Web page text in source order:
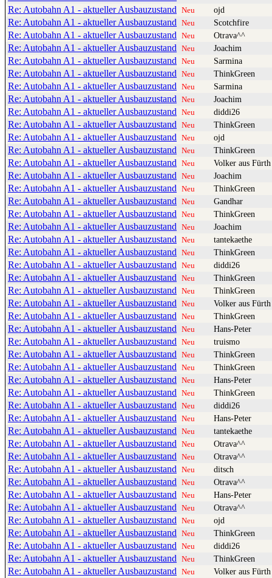
Re: Autobahn A1 - aktueller Ausbauzustand Neu ojd
Re: Autobahn A1 - aktueller Ausbauzustand Neu Scotchfire
Re: Autobahn A1 - aktueller Ausbauzustand Neu Otrava^^
Re: Autobahn A1 - aktueller Ausbauzustand Neu Joachim
Re: Autobahn A1 - aktueller Ausbauzustand Neu Sarmina
Re: Autobahn A1 - aktueller Ausbauzustand Neu ThinkGreen
Re: Autobahn A1 - aktueller Ausbauzustand Neu Sarmina
Re: Autobahn A1 - aktueller Ausbauzustand Neu Joachim
Re: Autobahn A1 - aktueller Ausbauzustand Neu diddi26
Re: Autobahn A1 - aktueller Ausbauzustand Neu ThinkGreen
Re: Autobahn A1 - aktueller Ausbauzustand Neu ojd
Re: Autobahn A1 - aktueller Ausbauzustand Neu ThinkGreen
Re: Autobahn A1 - aktueller Ausbauzustand Neu Volker aus Fürth
Re: Autobahn A1 - aktueller Ausbauzustand Neu Joachim
Re: Autobahn A1 - aktueller Ausbauzustand Neu ThinkGreen
Re: Autobahn A1 - aktueller Ausbauzustand Neu Gandhar
Re: Autobahn A1 - aktueller Ausbauzustand Neu ThinkGreen
Re: Autobahn A1 - aktueller Ausbauzustand Neu Joachim
Re: Autobahn A1 - aktueller Ausbauzustand Neu tantekaethe
Re: Autobahn A1 - aktueller Ausbauzustand Neu ThinkGreen
Re: Autobahn A1 - aktueller Ausbauzustand Neu diddi26
Re: Autobahn A1 - aktueller Ausbauzustand Neu ThinkGreen
Re: Autobahn A1 - aktueller Ausbauzustand Neu ThinkGreen
Re: Autobahn A1 - aktueller Ausbauzustand Neu Volker aus Fürth
Re: Autobahn A1 - aktueller Ausbauzustand Neu ThinkGreen
Re: Autobahn A1 - aktueller Ausbauzustand Neu Hans-Peter
Re: Autobahn A1 - aktueller Ausbauzustand Neu truismo
Re: Autobahn A1 - aktueller Ausbauzustand Neu ThinkGreen
Re: Autobahn A1 - aktueller Ausbauzustand Neu ThinkGreen
Re: Autobahn A1 - aktueller Ausbauzustand Neu Hans-Peter
Re: Autobahn A1 - aktueller Ausbauzustand Neu ThinkGreen
Re: Autobahn A1 - aktueller Ausbauzustand Neu diddi26
Re: Autobahn A1 - aktueller Ausbauzustand Neu Hans-Peter
Re: Autobahn A1 - aktueller Ausbauzustand Neu tantekaethe
Re: Autobahn A1 - aktueller Ausbauzustand Neu Otrava^^
Re: Autobahn A1 - aktueller Ausbauzustand Neu Otrava^^
Re: Autobahn A1 - aktueller Ausbauzustand Neu ditsch
Re: Autobahn A1 - aktueller Ausbauzustand Neu Otrava^^
Re: Autobahn A1 - aktueller Ausbauzustand Neu Hans-Peter
Re: Autobahn A1 - aktueller Ausbauzustand Neu Otrava^^
Re: Autobahn A1 - aktueller Ausbauzustand Neu ojd
Re: Autobahn A1 - aktueller Ausbauzustand Neu ThinkGreen
Re: Autobahn A1 - aktueller Ausbauzustand Neu diddi26
Re: Autobahn A1 - aktueller Ausbauzustand Neu ThinkGreen
Re: Autobahn A1 - aktueller Ausbauzustand Neu Volker aus Fürth